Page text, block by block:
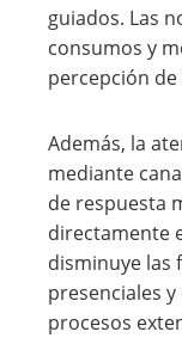
guiados. Las
consumos y
percepción
Además, la
mediante
de respuesta
directamente
disminuye las
presenciales
procesos